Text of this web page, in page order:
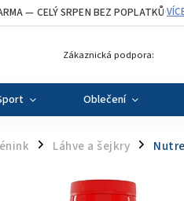
— CELÝ SRPEN BEZ POPLATKŮ·
Zákaznická podpora:
Oblečení
/ Láhve a šejkry /